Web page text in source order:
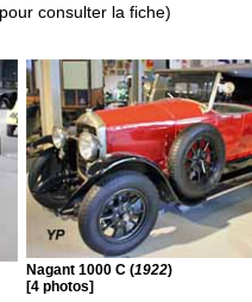
consulter la fiche)
Nagant 1000 C (1922)
[4 photos]